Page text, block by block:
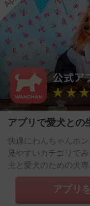
アプリで愛犬との
快適にわんちゃんホ
見やすいカテゴリで
主と愛犬のための犬専
アプリ